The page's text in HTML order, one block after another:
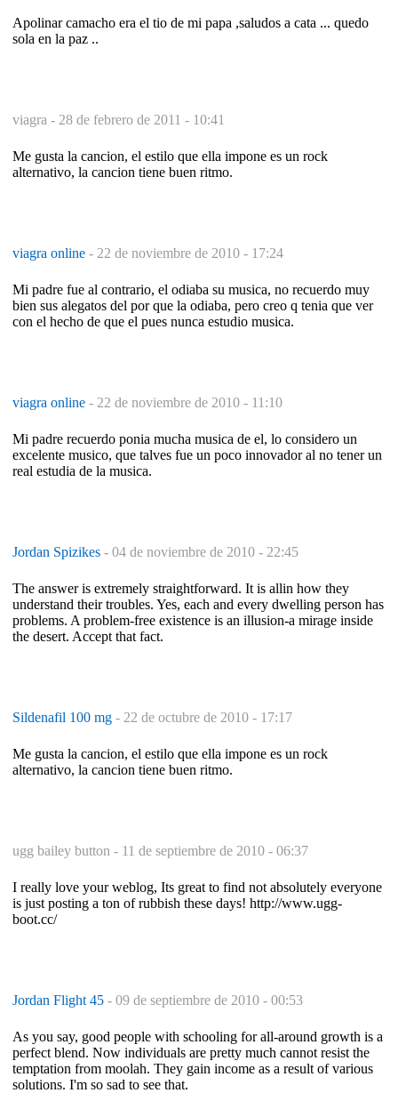
Apolinar camacho era el tio de mi papa ,saludos a cata ... quedo
sola en la paz ..
viagra - 28 de febrero de 2011 - 10:41
Me gusta la cancion, el estilo que ella impone es un rock
alternativo, la cancion tiene buen ritmo.
viagra online - 22 de noviembre de 2010 - 17:24
Mi padre fue al contrario, el odiaba su musica, no recuerdo muy
bien sus alegatos del por que la odiaba, pero creo q tenia que ver
con el hecho de que el pues nunca estudio musica.
viagra online - 22 de noviembre de 2010 - 11:10
Mi padre recuerdo ponia mucha musica de el, lo considero un
excelente musico, que talves fue un poco innovador al no tener un
real estudia de la musica.
Jordan Spizikes - 04 de noviembre de 2010 - 22:45
The answer is extremely straightforward. It is allin how they
understand their troubles. Yes, each and every dwelling person has
problems. A problem-free existence is an illusion-a mirage inside
the desert. Accept that fact.
Sildenafil 100 mg - 22 de octubre de 2010 - 17:17
Me gusta la cancion, el estilo que ella impone es un rock
alternativo, la cancion tiene buen ritmo.
ugg bailey button - 11 de septiembre de 2010 - 06:37
I really love your weblog, Its great to find not absolutely everyone
is just posting a ton of rubbish these days! http://www.ugg-
boot.cc/
Jordan Flight 45 - 09 de septiembre de 2010 - 00:53
As you say, good people with schooling for all-around growth is a
perfect blend. Now individuals are pretty much cannot resist the
temptation from moolah. They gain income as a result of various
solutions. I'm so sad to see that.